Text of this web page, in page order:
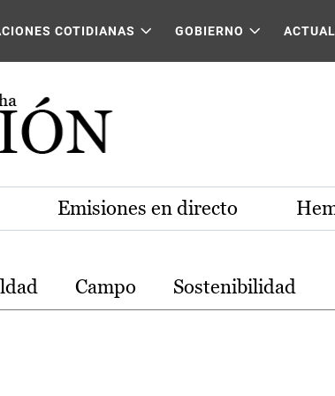
COTIDIANAS GOBIERNO
Emisiones en directo
Campo Sostenibilidad